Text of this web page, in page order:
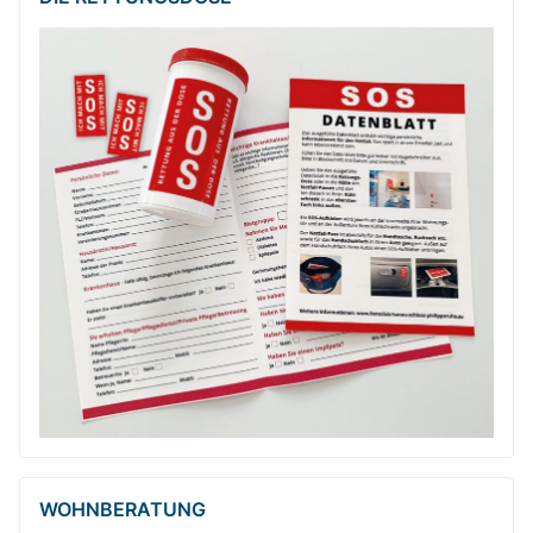
WOHNBERATUNG